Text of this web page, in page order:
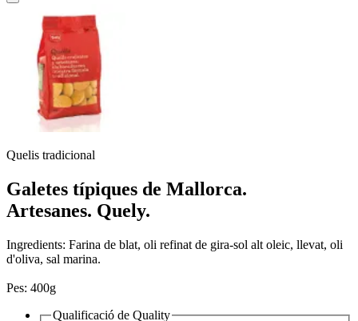
Quelis tradicional
Galetes típiques de Mallorca.
Artesanes. Quely.
Ingredients: Farina de blat, oli refinat de gira-sol alt oleic, llevat, oli
d'oliva, sal marina.
Pes: 400g
Qualificació de Quality